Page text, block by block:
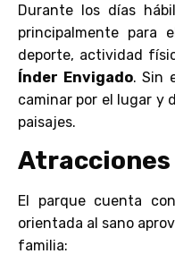
Durante los días
principalmente para
deporte, actividad
Índer Envigado. Sin
caminar por el lugar y
paisajes.
El parque cuenta
orientada al sano
familia: